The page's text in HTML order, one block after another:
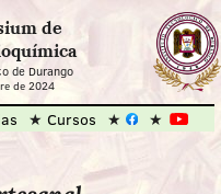
de
de Durango
de 2024
Cursos